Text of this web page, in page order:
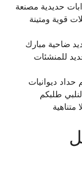
حديدية مصنعة
قوية ومتينة
ضاحية مبارك
للمنشئات
حداد ديوانيات
طلبكم